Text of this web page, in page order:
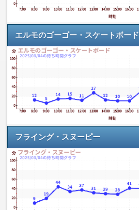
エルモのゴーゴー・スケートボード
フライング・スヌーピー